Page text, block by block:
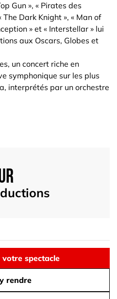
votre spectacle
rendre
Gun », « Pirates des
The Dark Knight », « Man of
» et « Interstellar » lui
aux Oscars, Globes et
un concert riche en
symphonique sur les plus
interprétés par un orchestre